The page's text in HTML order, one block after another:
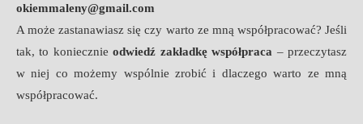
okiemmaleny@gmail.com
A może zastanawiasz się czy warto ze mną współpracować? Jeśli
tak, to koniecznieodwiedź zakładkę współpraca – przeczytasz
w niej co możemy wspólnie zrobić i dlaczego warto ze mną
współpracować.